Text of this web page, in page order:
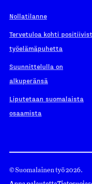
Nollatilanne
Tervetuloa kohti
työelämäpuhetta
Suunnittelulla on
alkuperänsä
Liputetaan suomalaista
osaamista
© Suomalainen työ 2026.